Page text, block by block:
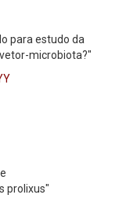
para estudo da
microbiota?"
prolixus"